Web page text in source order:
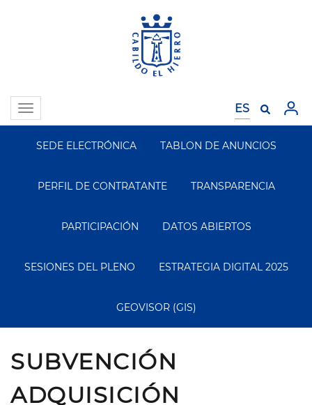
Toggle
navigation
Segundo
Menu
SEDE ELECTRÓNICA TABLON DE ANUNCIOS
PERFIL DE CONTRATANTE TRANSPARENCIA
PARTICIPACIÓN DATOS ABIERTOS
SESIONES DEL PLENO ESTRATEGIA DIGITAL 2025
GEOVISOR (GIS)
SUBVENCIÓN
ADQUISICIÓN